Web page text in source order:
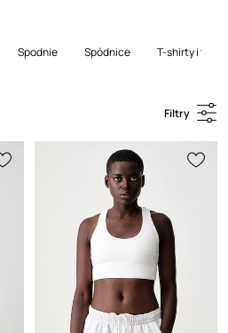
spodnie spódnice t-shirty i topy
Filtry